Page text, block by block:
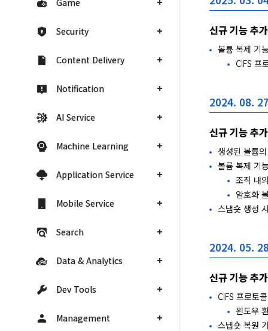
Game
Security
Content Delivery
Notification
AI Service
Machine Learning
Application Service
Mobile Service
Search
Data & Analytics
Dev Tools
Management
신규 기능 추가
볼륨 복제 기
CIFS 프
2024. 08.
신규 기능 추가
생성된 볼륨
볼륨 복제 기
조직 내
암호화
스냅숏 생성
2024. 05.
신규 기능 추가
CIFS 프로토
윈도우
스냅숏 복원